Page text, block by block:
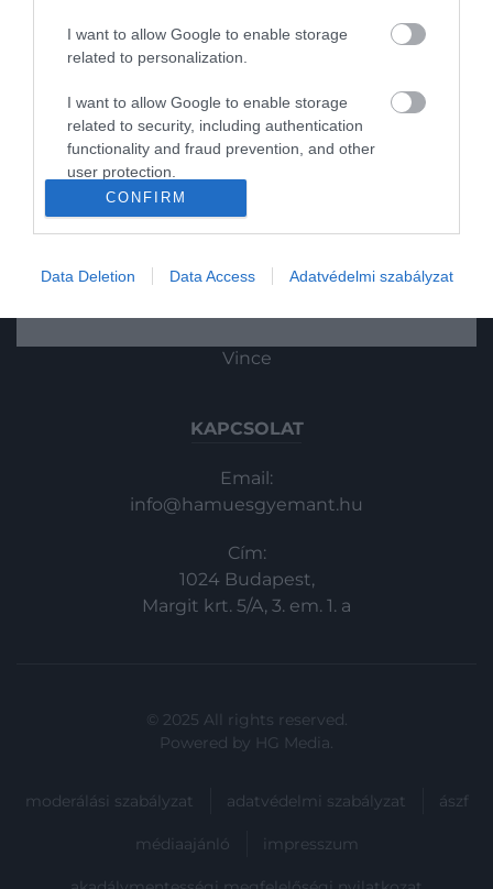
I want to allow Google to enable storage
related to personalization.
I want to allow Google to enable storage
related to security, including authentication
functionality and fraud prevention, and other
user protection.
CONFIRM
Data Deletion Data Access Adatvédelmi szabályzat
Nem fognak eltűnni a személyes
tárgyalások, ám a céges pénzügyek jó
automatizálni. Czimer Gergely, a Raiffeisen
Bank vállalati digitális és fizetési
napi pénzügyeket is kezelő
2023. NOVEMBER 29. ● HAMU ÉS GYÉMÁNT
Költségmegtakarítást is
hozhatnak a digitális vállalati…
Gasztronómia
Magazin
HG MEDIA
Magazin-előfizetés
Haszon
In
Vince
KAPCSOLAT
Email:
info@hamuesgyemant.hu
Cím:
1024 Budapest,
Margit krt. 5/A, 3. em. 1. a
© 2025 All rights reserved.
Powered by HG Media.
moderálási szabályzat adatvédelmi szabályzat ászf
médiaajánló impresszum